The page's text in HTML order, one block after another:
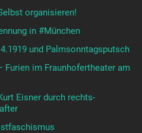
organisieren!
in #München
und Palmsonntagsputsch
Furien im Fraunhofertheater am
Eisner durch rechts-